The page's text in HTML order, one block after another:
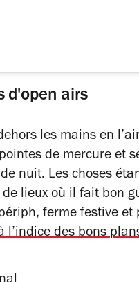
d'open airs
les mains en
de mercure et
nuit. Les choses
lieux où il fait bon
ferme festive
l’indice des bons